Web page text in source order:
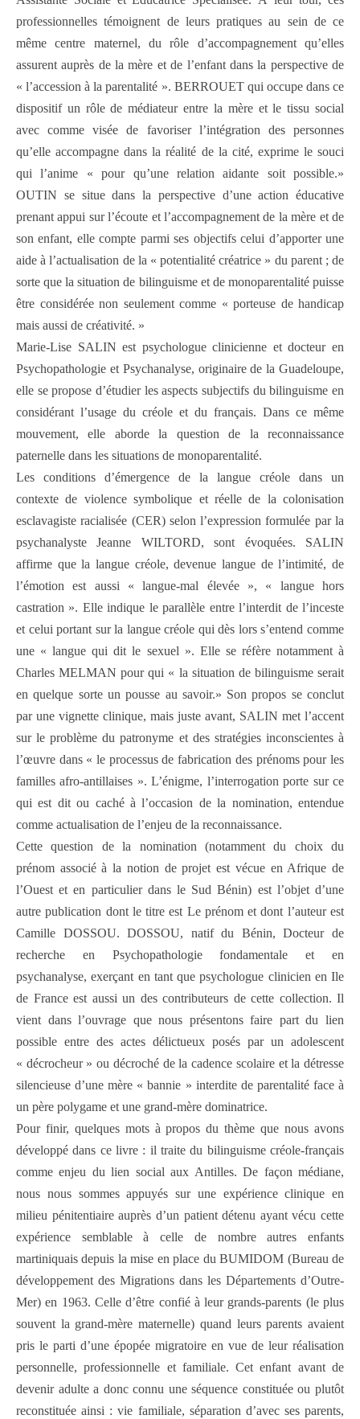
professionnelles témoignent de leurs pratiques au sein de ce
même centre maternel, du rôle d’accompagnement qu’elles
assurent auprès de la mère et de l’enfant dans la perspective de
« l’accession à la parentalité ». BERROUET qui occupe dans ce
dispositif un rôle de médiateur entre la mère et le tissu social
avec comme visée de favoriser l’intégration des personnes
qu’elle accompagne dans la réalité de la cité, exprime le souci
qui l’anime « pour qu’une relation aidante soit possible.»
OUTIN se situe dans la perspective d’une action éducative
prenant appui sur l’écoute et l’accompagnement de la mère et de
son enfant, elle compte parmi ses objectifs celui d’apporter une
aide à l’actualisation de la « potentialité créatrice » du parent ; de
sorte que la situation de bilinguisme et de monoparentalité puisse
être considérée non seulement comme « porteuse de handicap
mais aussi de créativité. »
Marie-Lise SALIN est psychologue clinicienne et docteur en
Psychopathologie et Psychanalyse, originaire de la Guadeloupe,
elle se propose d’étudier les aspects subjectifs du bilinguisme en
considérant l’usage du créole et du français. Dans ce même
mouvement, elle aborde la question de la reconnaissance
paternelle dans les situations de monoparentalité.
Les conditions d’émergence de la langue créole dans un
contexte de violence symbolique et réelle de la colonisation
esclavagiste racialisée (CER) selon l’expression formulée par la
psychanalyste Jeanne WILTORD, sont évoquées. SALIN
affirme que la langue créole, devenue langue de l’intimité, de
l’émotion est aussi « langue-mal élevée », « langue hors
castration ». Elle indique le parallèle entre l’interdit de l’inceste
et celui portant sur la langue créole qui dès lors s’entend comme
une « langue qui dit le sexuel ». Elle se réfère notamment à
Charles MELMAN pour qui « la situation de bilinguisme serait
en quelque sorte un pousse au savoir.» Son propos se conclut
par une vignette clinique, mais juste avant, SALIN met l’accent
sur le problème du patronyme et des stratégies inconscientes à
l’œuvre dans « le processus de fabrication des prénoms pour les
familles afro-antillaises ». L’énigme, l’interrogation porte sur ce
qui est dit ou caché à l’occasion de la nomination, entendue
comme actualisation de l’enjeu de la reconnaissance.
Cette question de la nomination (notamment du choix du
prénom associé à la notion de projet est vécue en Afrique de
l’Ouest et en particulier dans le Sud Bénin) est l’objet d’une
autre publication dont le titre est Le prénom et dont l’auteur est
Camille DOSSOU. DOSSOU, natif du Bénin, Docteur de
recherche en Psychopathologie fondamentale et en
psychanalyse, exerçant en tant que psychologue clinicien en Ile
de France est aussi un des contributeurs de cette collection. Il
vient dans l’ouvrage que nous présentons faire part du lien
possible entre des actes délictueux posés par un adolescent
« décrocheur » ou décroché de la cadence scolaire et la détresse
silencieuse d’une mère « bannie » interdite de parentalité face à
un père polygame et une grand-mère dominatrice.
Pour finir, quelques mots à propos du thème que nous avons
développé dans ce livre : il traite du bilinguisme créole-français
comme enjeu du lien social aux Antilles. De façon médiane,
nous nous sommes appuyés sur une expérience clinique en
milieu pénitentiaire auprès d’un patient détenu ayant vécu cette
expérience semblable à celle de nombre autres enfants
martiniquais depuis la mise en place du BUMIDOM (Bureau de
développement des Migrations dans les Départements d’Outre-
Mer) en 1963. Celle d’être confié à leur grands-parents (le plus
souvent la grand-mère maternelle) quand leurs parents avaient
pris le parti d’une épopée migratoire en vue de leur réalisation
personnelle, professionnelle et familiale. Cet enfant avant de
devenir adulte a donc connu une séquence constituée ou plutôt
reconstituée ainsi : vie familiale, séparation d’avec ses parents,